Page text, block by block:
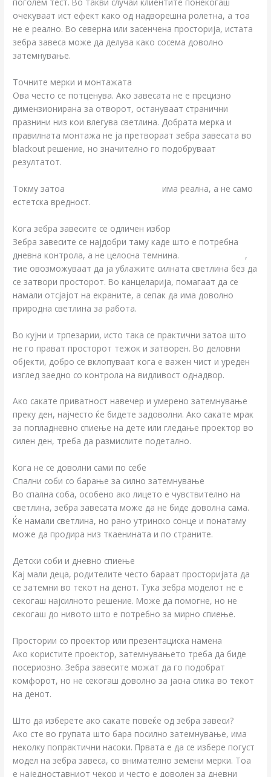
очекуваат ист ефект како од надворешна ролетна, а тоа
не е реално. Во северна или засенчена просторија, истата
зебра завеса може да делува како сосема доволно
затемнување.
Точните мерки и монтажата
Ова често се потценува. Ако завесата не е прецизно
димензионирана за отворот, остануваат странични
празнини низ кои влегува светлина. Добрата мерка и
правилната монтажа не ја претвораат зебра завесата во
blackout решение, но значително го подобруваат
резултатот.
Токму затоа
има реална, а не само
естетска вредност.
Кога зебра завесите се одличен избор
Зебра завесите се најдобри таму каде што е потребна
дневна контрола, а не целосна темнина.
,
тие овозможуваат да ја ублажите силната светлина без да
се затвори просторот. Во канцеларија, помагаат да се
намали отсјајот на екраните, а сепак да има доволно
природна светлина за работа.
Во кујни и трпезарии, исто така се практични затоа што
не го прават просторот тежок и затворен. Во деловни
објекти, добро се вклопуваат кога е важен чист и уреден
изглед заедно со контрола на видливост однадвор.
Ако сакате приватност навечер и умерено затемнување
преку ден, најчесто ќе бидете задоволни. Ако сакате мрак
за попладневно спиење на дете или гледање проектор во
силен ден, треба да размислите подетално.
Кога не се доволни сами по себе
Спални соби со барање за силно затемнување
Во спална соба, особено ако лицето е чувствително на
светлина, зебра завесата може да не биде доволна сама.
Ќе намали светлина, но рано утринско сонце и понатаму
може да продира низ ткаенината и по страните.
Детски соби и дневно спиење
Кај мали деца, родителите често бараат просторијата да
се затемни во текот на денот. Тука зебра моделот не е
секогаш најсилното решение. Може да помогне, но не
секогаш до нивото што е потребно за мирно спиење.
Простории со проектор или презентациска намена
Ако користите проектор, затемнувањето треба да биде
посериозно. Зебра завесите можат да го подобрат
комфорот, но не секогаш доволно за јасна слика во текот
на денот.
Што да изберете ако сакате повеќе од зебра завеси?
Ако сте во групата што бара посилно затемнување, има
неколку попрактични насоки. Првата е да се избере погуст
модел на зебра завеса, со внимателно земени мерки. Тоа
е наједноставниот чекор и често е доволен за дневни